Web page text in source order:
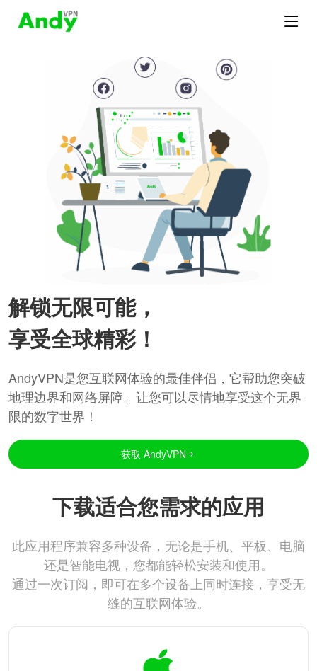
解锁无限可能，
享受全球精彩！
AndyVPN是您互联网体验的最佳伴侣，它帮助您突破
地理边界和网络屏障。让您可以尽情地享受这个无界
限的数字世界！
获取 AndyVPN
下载适合您需求的应用
此应用程序兼容多种设备，无论是手机、平板、电脑
还是智能电视，您都能轻松安装和使用。
通过一次订阅，即可在多个设备上同时连接，享受无
缝的互联网体验。